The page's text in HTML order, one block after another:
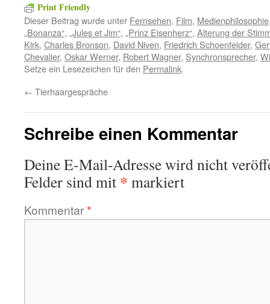
Print Friendly
Dieser Beitrag wurde unter Fernsehen, Film, Medienphilosophie
„Bonanza“, „Jules et Jim“, „Prinz Eisenherz“, Alterung der
Kirk, Charles Bronson, David Niven, Friedrich Schoenfelder,
Chevalier, Oskar Werner, Robert Wagner, Synchronsprecher,
Setze ein Lesezeichen für den Permalink.
← Tierhaargespräche
Schreibe einen Kommentar
Deine E-Mail-Adresse wird nicht
Felder sind mit * markiert
Kommentar*